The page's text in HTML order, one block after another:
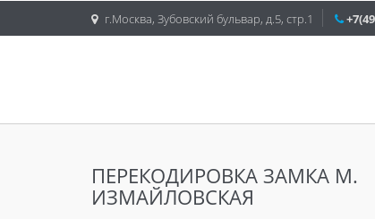
г.Москва, Зубовский бульвар, д.5, стр.1
ПЕРЕКОДИРОВКА ЗАМКА М.
ИЗМАЙЛОВСКАЯ